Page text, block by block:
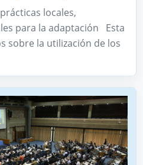
locales,
para la adaptación Esta
sobre la utilización de los